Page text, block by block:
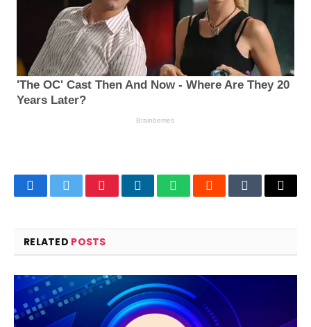
FacebookTwitterPinterestLinkedInWhatsAppRedditTumblrEmail
RELATED POSTS